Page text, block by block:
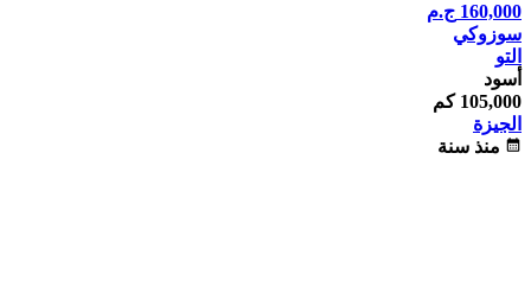
160,000 ج.م
سوزوكي
التو
أسود
105,000 كم
الجيزة
calendar_month منذ سنة